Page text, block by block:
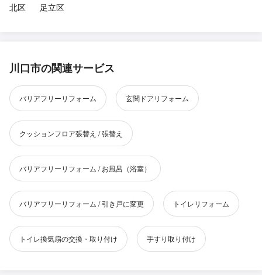
北区
足立区
川口市の関連サービス
バリアフリーリフォーム 玄関ドアリフォーム
クッションフロア張替え / 張替え
バリアフリーリフォーム / お風呂（浴室）
バリアフリーリフォーム / 引き戸に変更 トイレリフォーム
トイレ換気扇の交換・取り付け 手すり取り付け